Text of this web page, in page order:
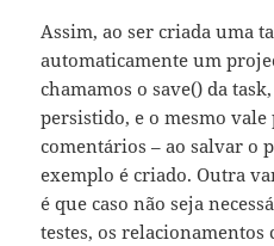
Assim, ao ser criada uma
automaticamente um
chamamos o save() da
persistido, e o mesmo vale
comentários – ao salvar o
exemplo é criado. Outra
é que caso não seja
testes, os